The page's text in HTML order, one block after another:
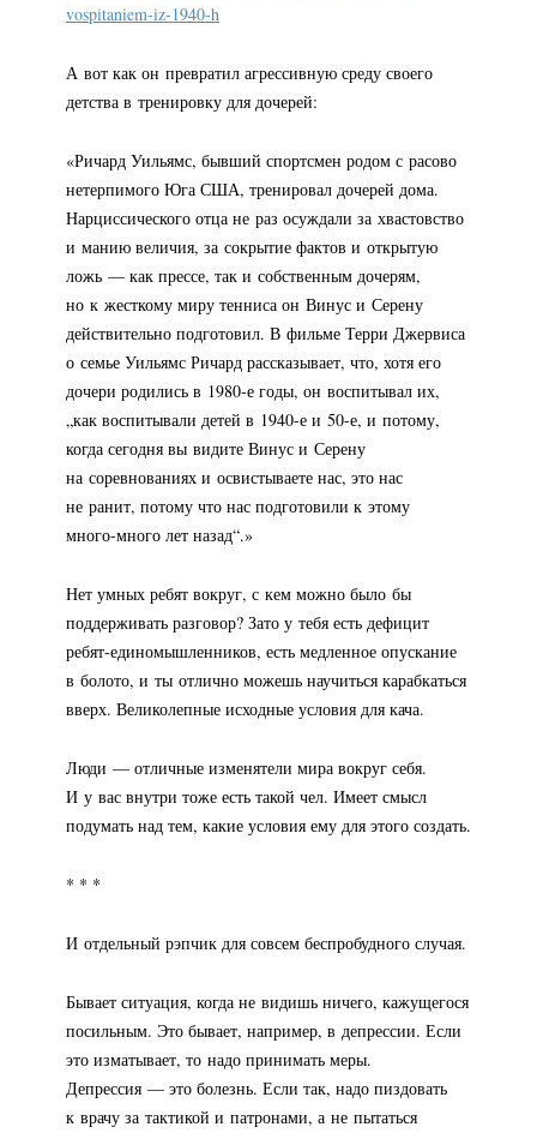
vospitaniem-iz-1940-h
А вот как он превратил агрессивную среду своего
детства в тренировку для дочерей:
«Ричард Уильямс, бывший спортсмен родом с расово
нетерпимого Юга США, тренировал дочерей дома.
Нарциссического отца не раз осуждали за хвастовство
и манию величия, за сокрытие фактов и открытую
ложь — как прессе, так и собственным дочерям,
но к жесткому миру тенниса он Винус и Серену
действительно подготовил. В фильме Терри Джервиса
о семье Уильямс Ричард рассказывает, что, хотя его
дочери родились в 1980-е годы, он воспитывал их,
„как воспитывали детей в 1940-е и 50-е, и потому,
когда сегодня вы видите Винус и Серену
на соревнованиях и освистываете нас, это нас
не ранит, потому что нас подготовили к этому
много-много лет назад“.»
Нет умных ребят вокруг, с кем можно было бы
поддерживать разговор? Зато у тебя есть дефицит
ребят-единомышленников, есть медленное опускание
в болото, и ты отлично можешь научиться карабкаться
вверх. Великолепные исходные условия для кача.
Люди — отличные изменятели мира вокруг себя.
И у вас внутри тоже есть такой чел. Имеет смысл
подумать над тем, какие условия ему для этого создать.
* * *
И отдельный рэпчик для совсем беспробудного случая.
Бывает ситуация, когда не видишь ничего, кажущегося
посильным. Это бывает, например, в депрессии. Если
это изматывает, то надо принимать меры.
Депрессия — это болезнь. Если так, надо пиздовать
к врачу за тактикой и патронами, а не пытаться